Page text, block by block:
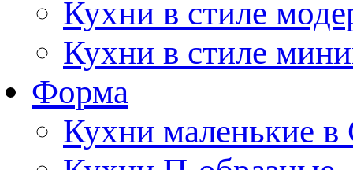
Кухни в стиле
Кухни в стиле
Форма
Кухни маленькие в